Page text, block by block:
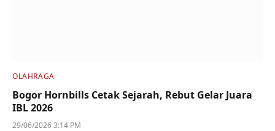
OLAHRAGA
Bogor Hornbills Cetak Sejarah, Rebut Gelar Juara
IBL 2026
29/06/2026 3:14 PM